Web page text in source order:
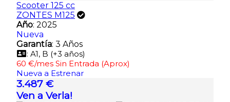
Scooter 125 cc
ZONTES M125
Año: 2025
Nueva
Garantía: 3 Años
: A1, B (+3 años)
60 €/mes Sin Entrada (Aprox)
Nueva a Estrenar
3.487 €
Ven a Verla!